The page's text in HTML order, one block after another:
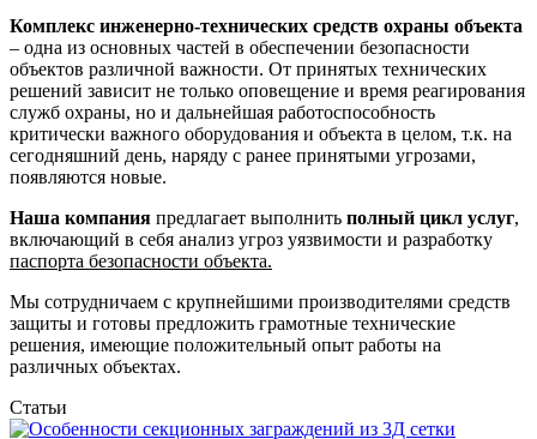
Комплекс инженерно-технических средств охраны объекта
– одна из основных частей в обеспечении безопасности
объектов различной важности. От принятых технических
решений зависит не только оповещение и время реагирования
служб охраны, но и дальнейшая работоспособность
критически важного оборудования и объекта в целом, т.к. на
сегодняшний день, наряду с ранее принятыми угрозами,
появляются новые.
Наша компания предлагает выполнить полный цикл услуг,
включающий в себя анализ угроз уязвимости и разработку
паспорта безопасности объекта.
Мы сотрудничаем с крупнейшими производителями средств
защиты и готовы предложить грамотные технические
решения, имеющие положительный опыт работы на
различных объектах.
Статьи